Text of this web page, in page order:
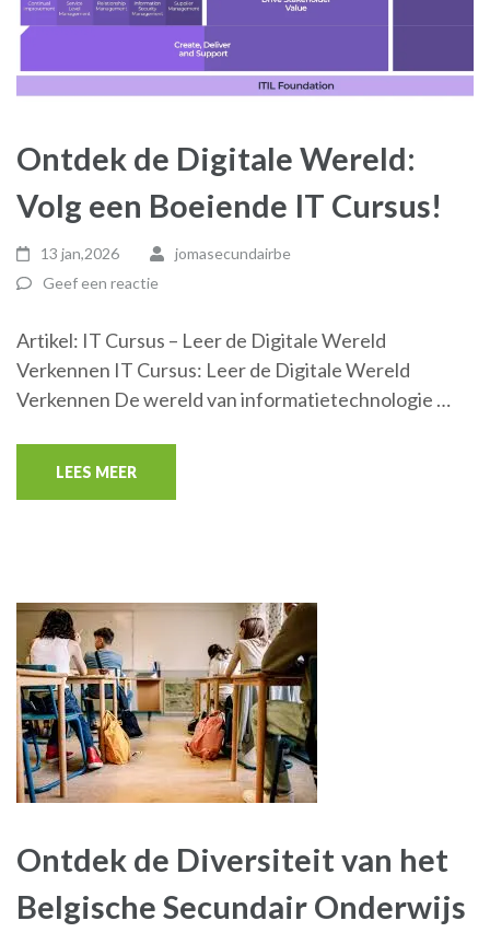
Ontdek de Digitale Wereld:
Volg een Boeiende IT Cursus!
13 jan,2026
jomasecundairbe
Geef een reactie
Artikel: IT Cursus – Leer de Digitale Wereld
Verkennen IT Cursus: Leer de Digitale Wereld
Verkennen De wereld van informatietechnologie …
LEES MEER
Ontdek de Diversiteit van het
Belgische Secundair Onderwijs